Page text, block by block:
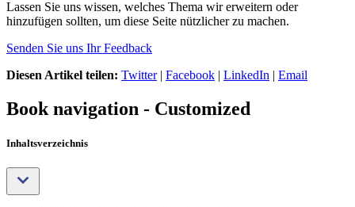
Lassen Sie uns wissen, welches Thema wir erweitern oder
hinzufügen sollten, um diese Seite nützlicher zu machen.
Senden Sie uns Ihr Feedback
Diesen Artikel teilen: Twitter| Facebook | LinkedIn | Email
Book navigation - Customized
Inhaltsverzeichnis